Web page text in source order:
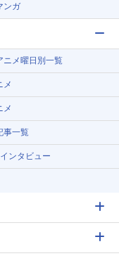
ンガ
ニメ曜日別一覧
メ
メ
事一覧
ンタビュー